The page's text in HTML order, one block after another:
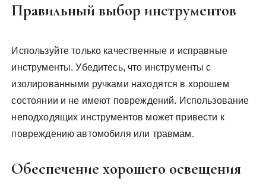
Правильный выбор инструментов
Используйте только качественные и исправные
инструменты. Убедитесь, что инструменты с
изолированными ручками находятся в хорошем
состоянии и не имеют повреждений. Использование
неподходящих инструментов может привести к
повреждению автомобиля или травмам.
Обеспечение хорошего освещения